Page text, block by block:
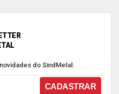
do SindMetal: